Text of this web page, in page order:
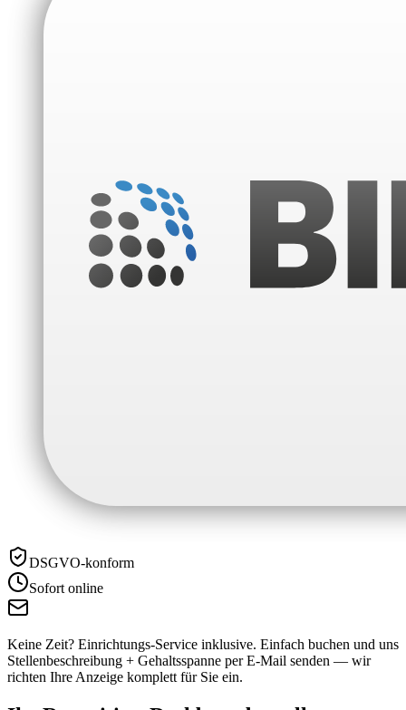
DSGVO-konform
Sofort online
Keine Zeit? Einrichtungs-Service inklusive. Einfach buchen und uns
Stellenbeschreibung + Gehaltsspanne per E-Mail senden — wir
richten Ihre Anzeige komplett für Sie ein.